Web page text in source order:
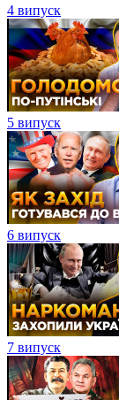
4 випуск
5 випуск
6 випуск
7 випуск